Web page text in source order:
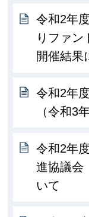
令和2年
りファン
開催結果
令和2年
（令和3
令和2年
進協議会
いて